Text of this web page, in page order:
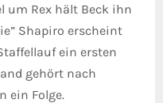
um Rex hält Beck ihn
Shapiro erscheint
ein ersten
and gehört nach
ein Folge.